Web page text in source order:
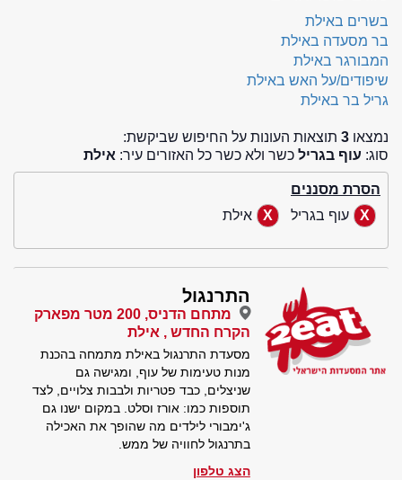
בשרים באילת
בר מסעדה באילת
המבורגר באילת
שיפודים/על האש באילת
גריל בר באילת
נמצאו 3 תוצאות העונות על החיפוש שביקשת:
סוג: עוף בגריל כשר ולא כשר כל האזורים עיר: אילת
הסרת מסננים
עוף בגריל
אילת
התרנגול
מתחם הדניס, 200 מטר מפארק
הקרח החדש , אילת
מסעדת התרנגול באילת מתמחה בהכנת
מנות טעימות של עוף, ומגישה גם
שניצלים, כבד פטריות ולבבות צלויים, לצד
תוספות כמו: אורז וסלט. במקום ישנו גם
ג'ימבורי לילדים מה שהופך את האכילה
בתרנגול לחוויה של ממש.
הצג טלפון